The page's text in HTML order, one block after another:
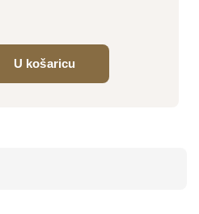
U košaricu